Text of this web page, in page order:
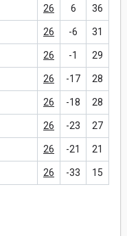
26 6 36
26 -6 31
26 -1 29
26 -17 28
26 -18 28
26 -23 27
26 -21 21
26 -33 15